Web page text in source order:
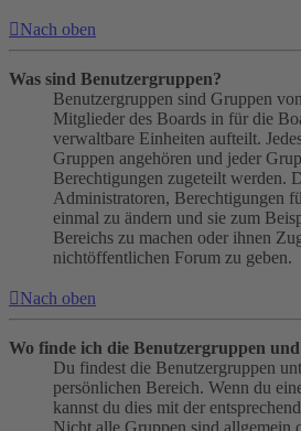
Nach oben
Was sind Benutzergruppen?
Benutzergruppen sind Gruppen
Mitglieder des Boards in für die
verwaltbare Einheiten aufteilt.
Gruppen angehören und jeder
Berechtigungen zugeteilt werden.
Administratoren, Berechtigungen
einmal zu ändern und sie zum
Bereichs zu machen oder ihnen
nichtöffentlichen Forum zu geben.
Nach oben
Wo finde ich die Benutzergruppen
Du findest die Benutzergruppen
persönlichen Bereich. Wenn du
kannst du dies mit der